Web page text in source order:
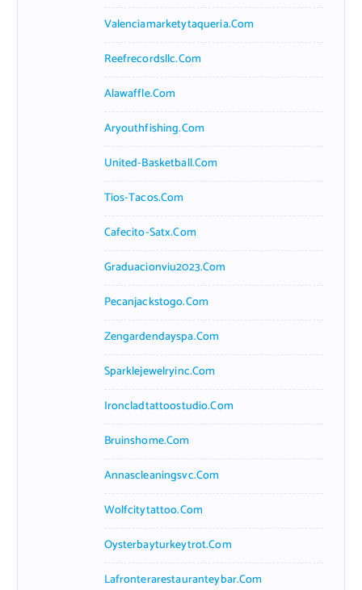
Valenciamarketytaqueria.com
Reefrecordsllc.com
Alawaffle.com
Aryouthfishing.com
United-Basketball.com
Tios-Tacos.com
Cafecito-Satx.com
Graduacionviu2023.com
Pecanjackstogo.com
Zengardendayspa.com
Sparklejewelryinc.com
Ironcladtattoostudio.com
Bruinshome.com
Annascleaningsvc.com
Wolfcitytattoo.com
Oysterbayturkeytrot.com
Lafronterarestauranteybar.com